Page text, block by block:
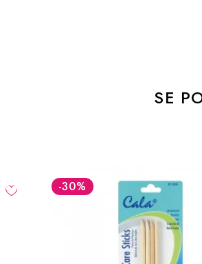
SE
-70%